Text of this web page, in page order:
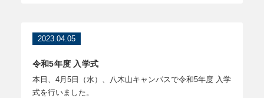
2023.04.05
令和5年度 入学式
本日、4月5日（水）、八木山キャンパスで令和5年度 入学
式を行いました。